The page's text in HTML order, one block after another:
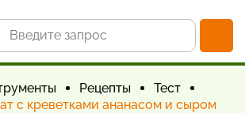
Рецепты
Тест
с креветками ананасом и сыром